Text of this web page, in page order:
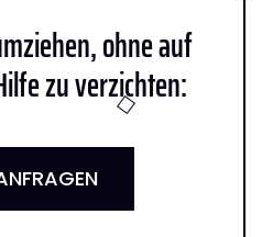
ohne auf
zu verzichten: